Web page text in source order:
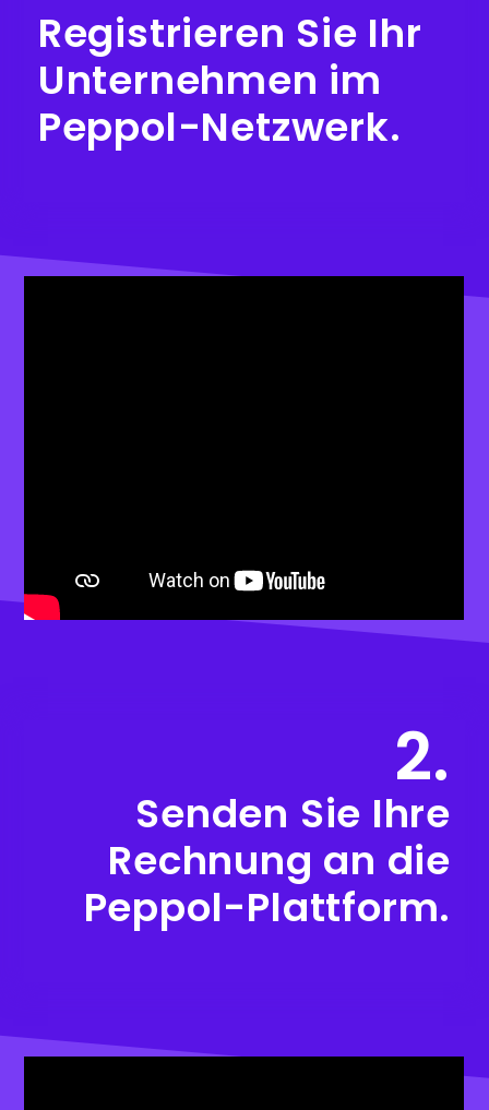
Registrieren Sie Ihr
Unternehmen im
Peppol-Netzwerk.
2.
Senden Sie Ihre
Rechnung an die
Peppol-Plattform.